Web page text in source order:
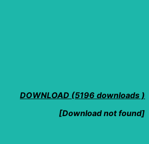
DOWNLOAD (5196 downloads )
[Download not found]